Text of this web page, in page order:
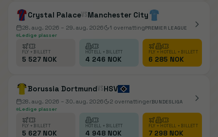
Crystal PalacevsManchester City
28. aug. 2026 – 29. aug. 2026 1 overnattingPREMIER LEAGUE
Ledige plasser
FLY + BILLETT
5 527 NOK
HOTELL + BILLETT
4 246 NOK
FLY + HOTELL + BILLETT
6 285 NOK
Borussia DortmundvsHSV
28. aug. 2026 – 30. aug. 2026 2 overnattingerBUNDESLIGA
Ledige plasser
FLY + BILLETT
5 627 NOK
HOTELL + BILLETT
4 948 NOK
FLY + HOTELL + BILLETT
7 298 NOK